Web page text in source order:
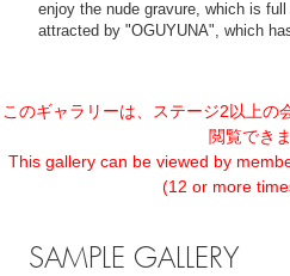
enjoy the nude gravure, which is
attracted by "OGUYUNA", which
このギャラリーは、ステージ2以上の
閲覧できま
This gallery can be viewed by
(12 or more
SAMPLE GALLERY